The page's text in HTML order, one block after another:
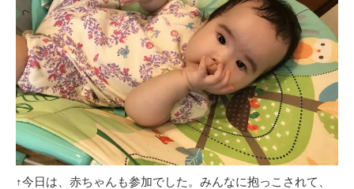
↑今日は、赤ちゃんも参加でした。みんなに抱っこされて、